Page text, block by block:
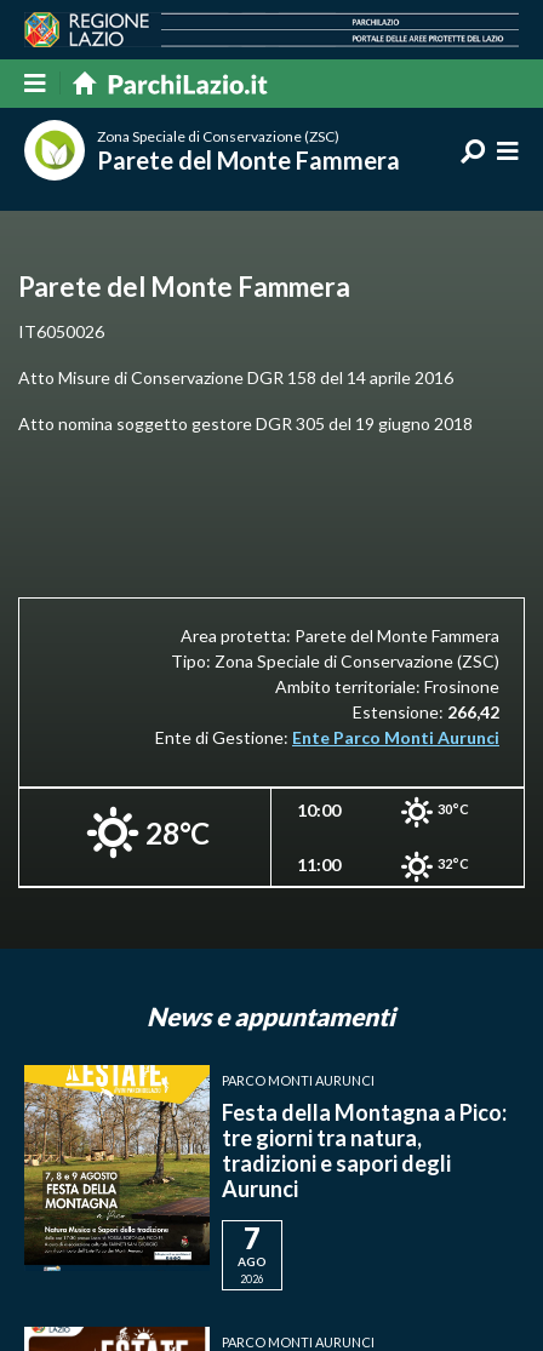
Zona Speciale di Conservazione (ZSC)
Parete del Monte Fammera
Parete del Monte Fammera
IT6050026
Atto Misure di Conservazione DGR 158 del 14 aprile 2016
Atto nomina soggetto gestore DGR 305 del 19 giugno 2018
Area protetta: Parete del Monte Fammera
Tipo: Zona Speciale di Conservazione (ZSC)
Ambito territoriale: Frosinone
Estensione: 266,42
Ente di Gestione: Ente Parco Monti Aurunci
28°C
10:00 30°C
11:00 32°C
News e appuntamenti
PARCO MONTI AURUNCI
Festa della Montagna a Pico:
tre giorni tra natura,
tradizioni e sapori degli
Aurunci
7
AGO
2026
PARCO MONTI AURUNCI